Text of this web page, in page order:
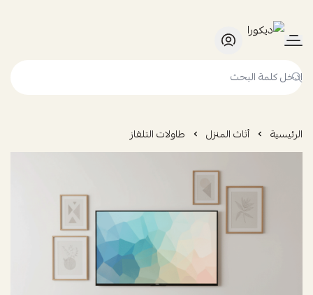
ديكورا
الرئيسية أثاث المنزل طاولات التلفاز